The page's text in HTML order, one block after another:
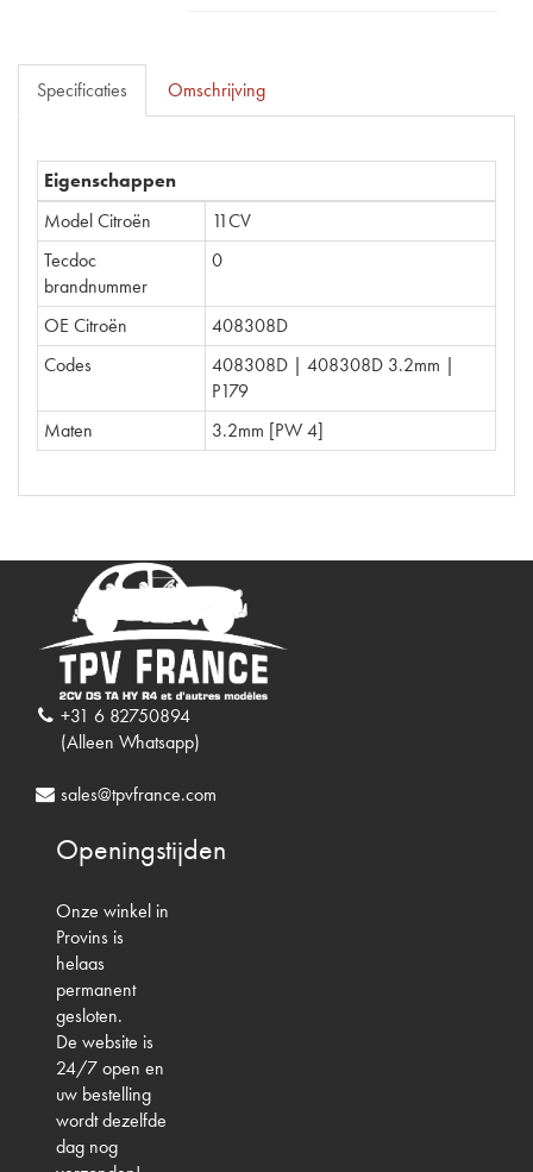
Specificaties Omschrijving
Eigenschappen
Model Citroën
11CV
Tecdoc
brandnummer
0
OE Citroën
408308D
Codes
408308D | 408308D 3.2mm |
P179
Maten
3.2mm [PW 4]
+31 6 82750894
(Alleen Whatsapp)
sales@tpvfrance.com
Openingstijden
Onze winkel in
Provins is
helaas
permanent
gesloten.
De website is
24/7 open en
uw bestelling
wordt dezelfde
dag nog